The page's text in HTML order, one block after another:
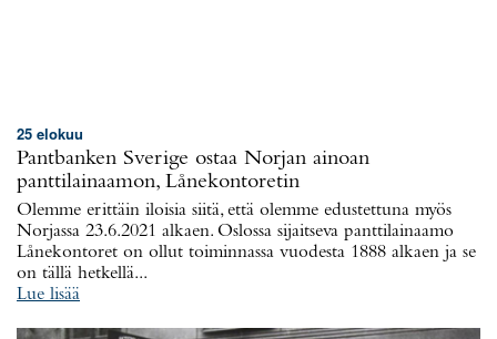
25 elokuu
Pantbanken Sverige ostaa Norjan ainoan
panttilainaamon, Lånekontoretin
Olemme erittäin iloisia siitä, että olemme edustettuna myös
Norjassa 23.6.2021 alkaen. Oslossa sijaitseva panttilainaamo
Lånekontoret on ollut toiminnassa vuodesta 1888 alkaen ja se
on tällä hetkellä...
Lue lisää